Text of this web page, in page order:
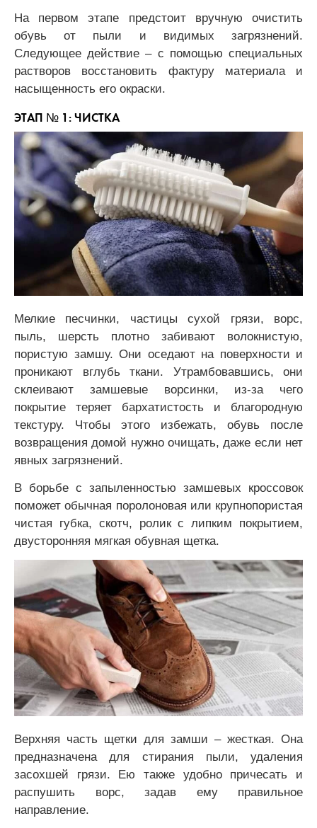
На первом этапе предстоит вручную очистить
обувь от пыли и видимых загрязнений.
Следующее действие – с помощью специальных
растворов восстановить фактуру материала и
насыщенность его окраски.
ЭТАП № 1: ЧИСТКА
Мелкие песчинки, частицы сухой грязи, ворс,
пыль, шерсть плотно забивают волокнистую,
пористую замшу. Они оседают на поверхности и
проникают вглубь ткани. Утрамбовавшись, они
склеивают замшевые ворсинки, из-за чего
покрытие теряет бархатистость и благородную
текстуру. Чтобы этого избежать, обувь после
возвращения домой нужно очищать, даже если нет
явных загрязнений.
В борьбе с запыленностью замшевых кроссовок
поможет обычная поролоновая или крупнопористая
чистая губка, скотч, ролик с липким покрытием,
двусторонняя мягкая обувная щетка.
Верхняя часть щетки для замши – жесткая. Она
предназначена для стирания пыли, удаления
засохшей грязи. Ею также удобно причесать и
распушить ворс, задав ему правильное
направление.